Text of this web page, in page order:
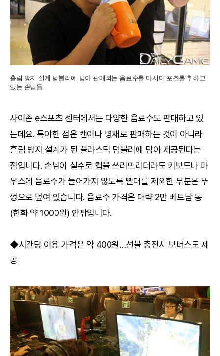
흘림 방지 설계 텀블러에 담아 판매되는 음료수를 마시며 포즈를 취하고
있는 손님들.
사이존 e스포츠 센터에서는 다양한 음료수도 판매하고 있
는데요. 특이한 점은 캔이나 병채로 판매하는 것이 아니라
흘림 방지 설계가 된 플라스틱 텀블러에 담아 제공된다는
점입니다. 손님이 실수로 컵을 쓰러뜨리더라도 키보드나 마
우스에 음료수가 들어가지 않도록 빨대를 제외한 부분은 뚜
껑으로 덮여 있습니다. 음료수 가격은 대략 2만 베트남 동
(한화 약 1000원) 안팎입니다.
◆시간당 이용 가격은 약 400원…선불 충전시 보너스도 제
공